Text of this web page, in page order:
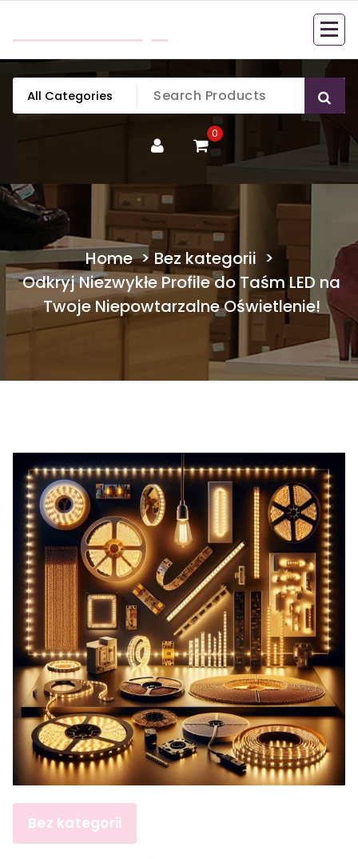
content
0
Home>Bez kategorii >
Odkryj Niezwykłe Profile do Taśm LED na
Twoje Niepowtarzalne Oświetlenie!
Bez kategorii